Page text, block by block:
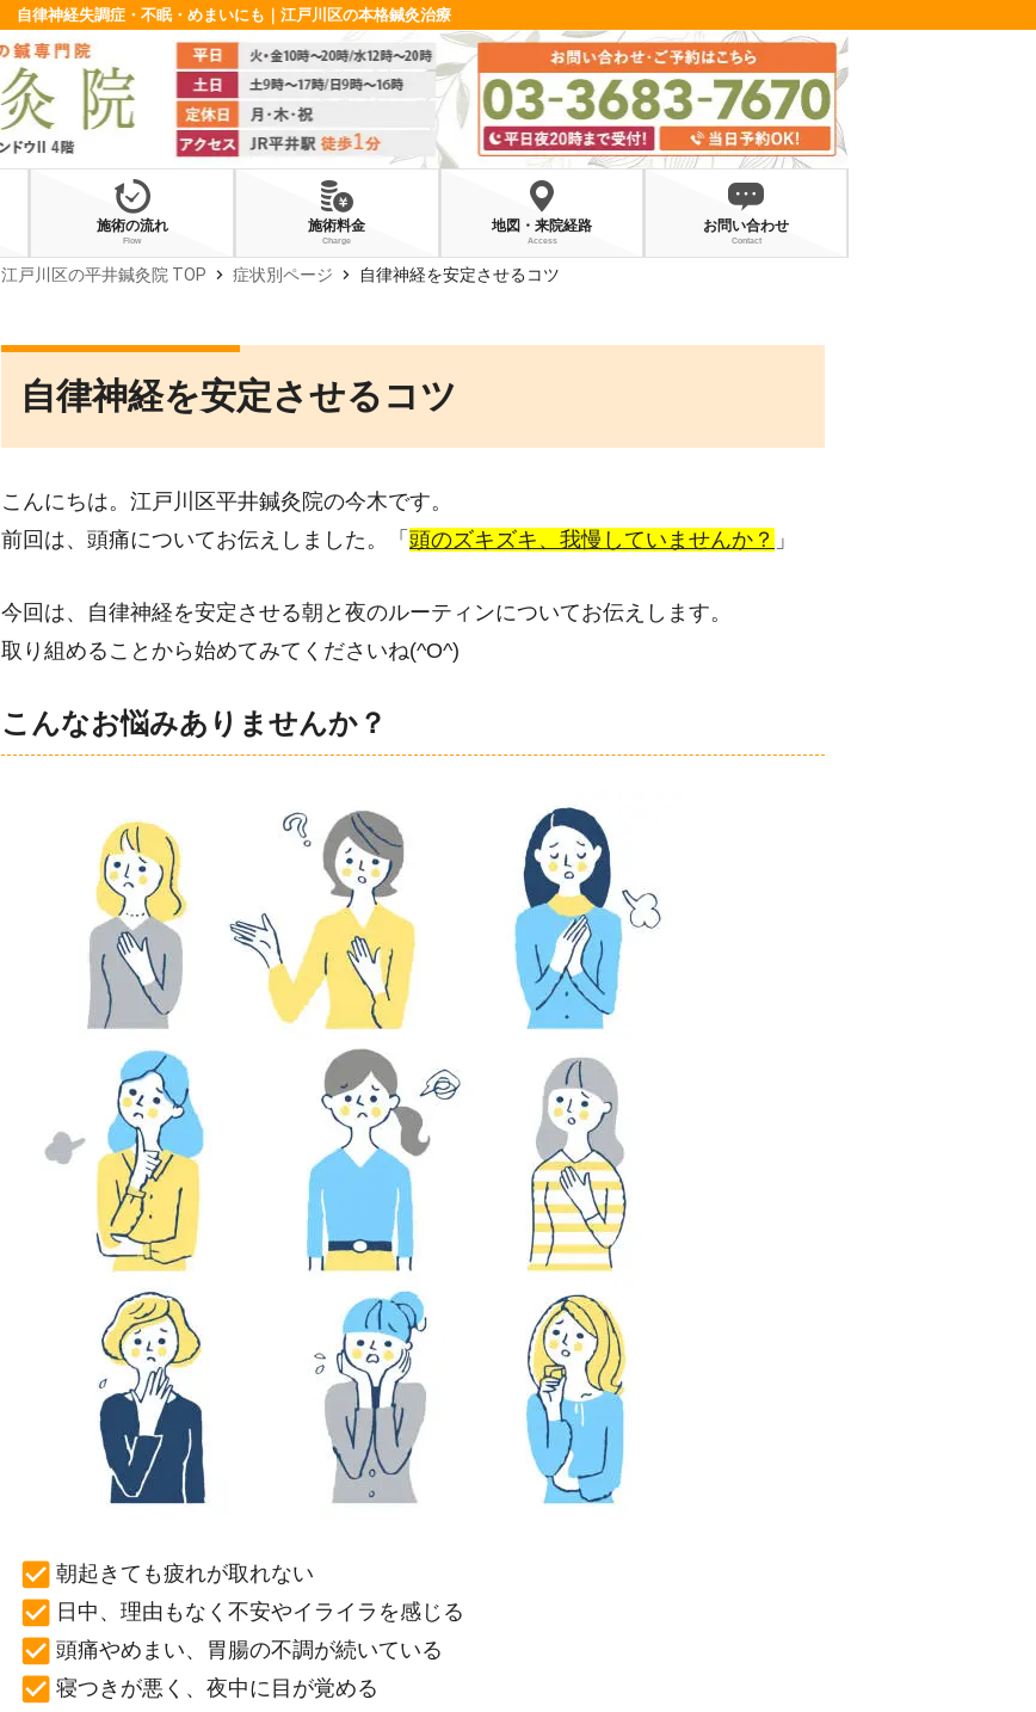
自律神経失調症・不眠・めまいにも｜江戸川区の本格鍼灸治療
施術の流れ
Flow
施術料金
Charge
地図・来院経路
Access
お問い合わせ
Contact
江戸川区の平井鍼灸院 TOP chevron_right 症状別ページ chevron_right 自律神経を安定させるコツ
自律神経を安定させるコツ
こんにちは。江戸川区平井鍼灸院の今木です。
前回は、頭痛についてお伝えしました。「 頭のズキズキ、我慢していませんか？ 」
今回は、自律神経を安定させる朝と夜のルーティンについてお伝えします。
取り組めることから始めてみてくださいね(^O^)
こんなお悩みありませんか？
朝起きても疲れが取れない
日中、理由もなく不安やイライラを感じる
頭痛やめまい、胃腸の不調が続いている
寝つきが悪く、夜中に目が覚める